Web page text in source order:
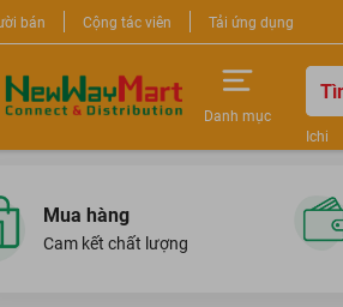
bán Cộng tác viên Tải ứng dụng
Danh mục
Ichi
Mua hàng
Cam kết chất lượng